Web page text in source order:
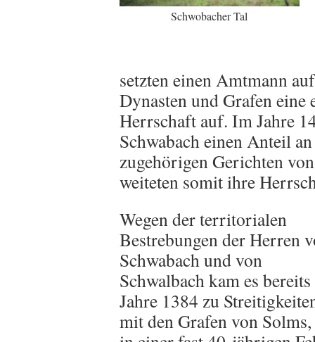
Schwobacher Tal
setzten einen Amtmann
Dynasten und Grafen eine
Herrschaft auf. Im Jahre
Schwabach einen Anteil
zugehörigen Gerichten
weiteten somit ihre
Wegen der territorialen
Bestrebungen der Herren
Schwabach und von
Schwalbach kam es
Jahre 1384 zu
mit den Grafen von